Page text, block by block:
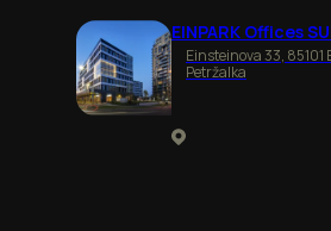
EINPARK Offices
Einsteinova 33,
Petržalka